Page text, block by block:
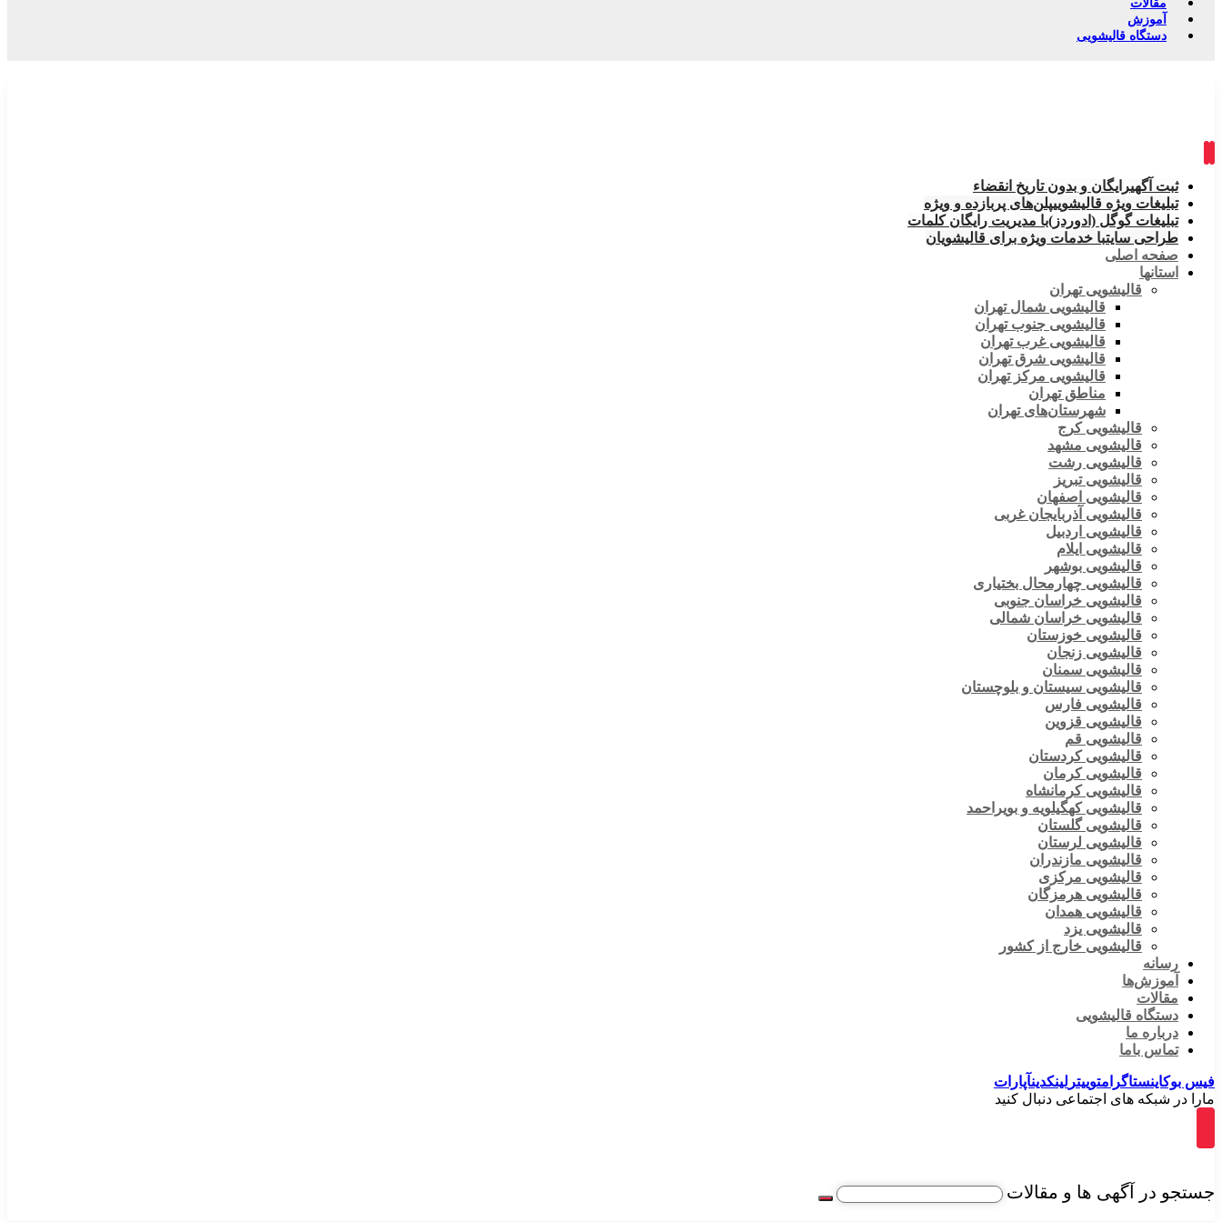
مقالات
آموزش
دستگاه قالیشویی
ثبت آگهیرایگان و بدون تاریخ انقضاء
تبلیغات ویژه قالیشوییپلن‌های پربازده و ویژه
تبلیغات گوگل (ادوردز)با مدیریت رایگان کلمات
طراحی سایتبا خدمات ویژه برای قالیشویان
صفحه اصلی
استانها
قالیشویی تهران
قالیشویی شمال تهران
قالیشویی جنوب تهران
قالیشویی غرب تهران
قالیشویی شرق تهران
قالیشویی مرکز تهران
مناطق تهران
شهرستان‌های تهران
قالیشویی کرج
قالیشویی مشهد
قالیشویی رشت
قالیشویی تبریز
قالیشویی اصفهان
قالیشویی آذربایجان غربی
قالیشویی اردبیل
قالیشویی ایلام
قالیشویی بوشهر
قالیشویی چهارمحال بختیاری
قالیشویی خراسان جنوبی
قالیشویی خراسان شمالی
قالیشویی خوزستان
قالیشویی زنجان
قالیشویی سمنان
قالیشویی سیستان و بلوچستان
قالیشویی فارس
قالیشویی قزوین
قالیشویی قم
قالیشویی کردستان
قالیشویی کرمان
قالیشویی کرمانشاه
قالیشویی کهگیلویه و بویراحمد
قالیشویی گلستان
قالیشویی لرستان
قالیشویی مازندران
قالیشویی مرکزی
قالیشویی هرمزگان
قالیشویی همدان
قالیشویی یزد
قالیشویی خارج از کشور
رسانه
آموزش‌ها
مقالات
دستگاه قالیشویی
درباره ما
تماس باما
فیس بوکاینستاگرامتوییتر لینکدینآپارات
مارا در شبکه های اجتماعی دنبال کنید
جستجو در آگهی ها و مقالات